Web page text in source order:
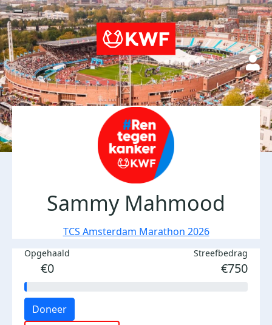
Sammy Mahmood
TCS Amsterdam Marathon 2026
Opgehaald
€0
Streefbedrag
€750
Doneer